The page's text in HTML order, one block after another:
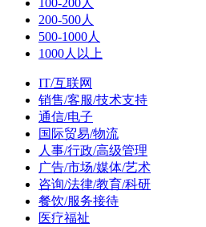
100-200人
200-500人
500-1000人
1000人以上
IT/互联网
销售/客服/技术支持
通信/电子
国际贸易/物流
人事/行政/高级管理
广告/市场/媒体/艺术
咨询/法律/教育/科研
餐饮/服务接待
医疗福祉